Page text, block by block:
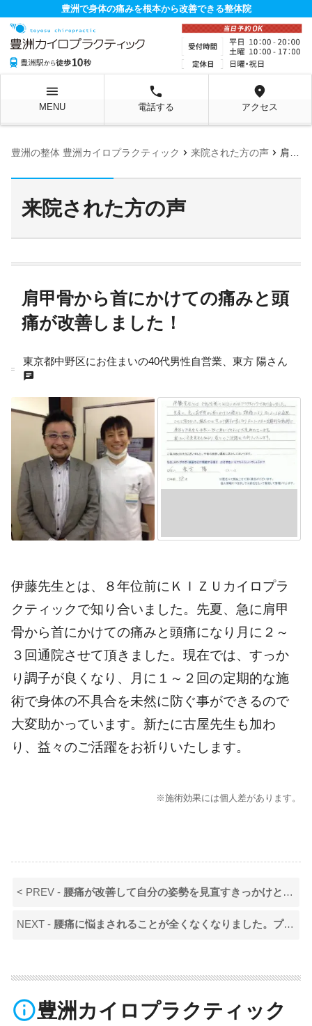
豊洲で身体の痛みを根本から改善できる整体院
menu
MENU
local_phone
電話する
location_on
アクセス
豊洲の整体 豊洲カイロプラクティック chevron_right 来院された方の声 chevron_right 肩甲骨から首にかけての痛みと頭痛が改善しました！
来院された方の声
肩甲骨から首にかけての痛みと頭
痛が改善しました！
東京都中野区にお住まいの40代男性自営業、東方 陽さん
chat
伊藤先生とは、８年位前にＫＩＺＵカイロプラ
クティックで知り合いました。先夏、急に肩甲
骨から首にかけての痛みと頭痛になり月に２～
３回通院させて頂きました。現在では、すっか
り調子が良くなり、月に１～２回の定期的な施
術で身体の不具合を未然に防ぐ事ができるので
大変助かっています。新たに古屋先生も加わ
り、益々のご活躍をお祈りいたします。
※施術効果には個人差があります。
< PREV - 腰痛が改善して自分の姿勢を見直すきっかけとなりました！
NEXT - 腰痛に悩まされることが全くなくなりました。プロの技術にいつも頼らせていただいています！
info_outline豊洲カイロプラクティック